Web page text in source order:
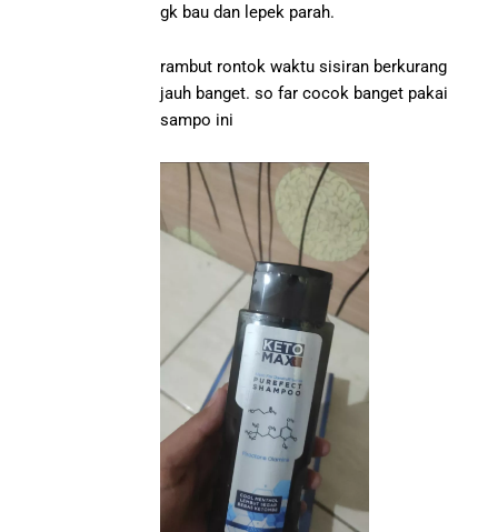
gk bau dan lepek parah.
rambut rontok waktu sisiran berkurang
jauh banget. so far cocok banget pakai
sampo ini